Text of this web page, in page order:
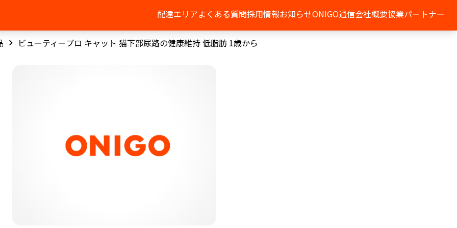
配達エリアよくある質問採用情報お知らせONIGO通信会社概要協業パートナー
ビューティープロ キャット 猫下部尿路の健康維持 低脂肪 1歳から